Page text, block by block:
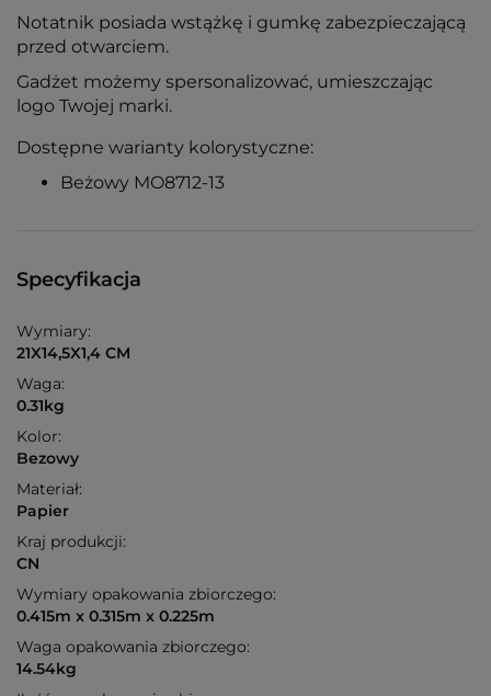
Notatnik posiada wstążkę i gumkę zabezpieczającą
przed otwarciem.
Gadżet możemy spersonalizować, umieszczając
logo Twojej marki.
Dostępne warianty kolorystyczne:
Beżowy MO8712-13
Specyfikacja
Wymiary:
21X14,5X1,4 CM
Waga:
0.31kg
Kolor:
Bezowy
Materiał:
Papier
Kraj produkcji:
CN
Wymiary opakowania zbiorczego:
0.415m x 0.315m x 0.225m
Waga opakowania zbiorczego:
14.54kg